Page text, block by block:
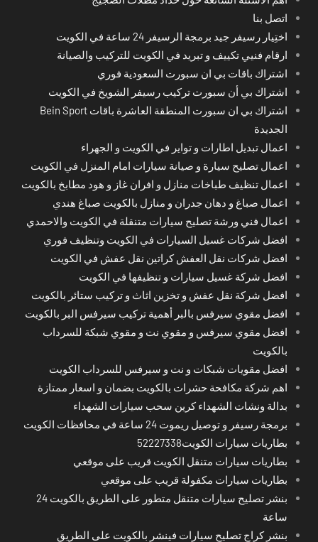
اتصل بنا
اختِيار رسيفر جيد برمجة الرسيفر 24 ساعة في الكويت
ارقام فنيي تكييف و تبريد في الكويت للتركيب والصيانة
اشتراك باقات بي ان سبورت السعودية فوري
اشتراك بي أن سبورت تركيب رسيفر الشويخ في الكويت
اشتراك بي ان سبورت المنطقة العاشرة باقات Bein Sport
الجديدة
اعمال تبديل اطارات و تواير في الكويت و الجهراء
اعمال تصليح سيارة و صيانة سيارات امام المنزل في الكويت
اعمال تنظيف طباخات منازل و افران غاز و هود مطابخ بالكويت
اعمال صباغ و دهان جدران و منازل بالكويت صباغ هندي
اعمال فني ورشة تصليح سيارات متنقلة في الكويت والاحمدي
افضل شركات غسيل السيارات في الكويت وتنظيف فوري
افضل شركات نقل العفش كراتين نقل عفش في الكويت
افضل شركة غسيل سيارات و تنظيفها في الكويت
افضل شركة نقل عفش و تخزين اثاث و تركيب ستائر بالكويت
افضل مقوي سيرفس بالبر أهمية تركيب سيرفس البر بالكويت
افضل مقوي سيرفس و مقوي نت و مقوي شبكة للسرداب
بالكويت
افضل مقويات شبكات و نت و سيرفس للسرداب الكويت
اهم شركة مكافحة حشرات بالكويت بضمان و اسعار ممتازة
بدالة ونشات الشهداء كرين سحب سيارات الشهداء
برمجة رسيفر و توصيل ريموت 24 ساعة في محافظات الكويت
بطاريات سيارات الكويت52227338
بطاريات سيارات متنقل الكويت قريب على موقعي
بطاريات سيارات مكفولة قريب على موقعي
بنشر تصليح سيارات متنقل متطور على الطريق بالكويت 24
ساعة
بنشر كراج تصليح سيارات فينشر بالكويت على الطريق